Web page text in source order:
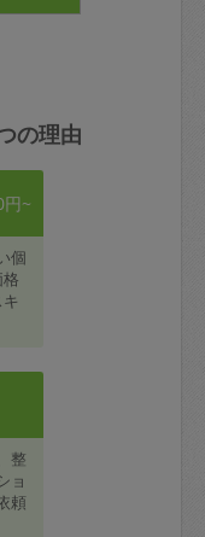
の理由
~
個
整
ョ
頼